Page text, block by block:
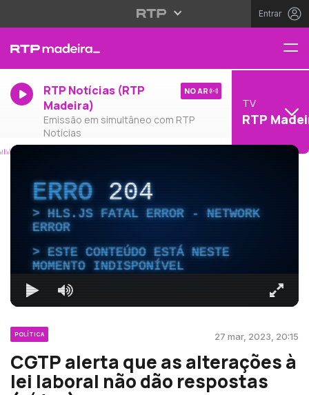
Entrar
RTP Notícias (RTP
Madeira)
Emissão em simultâneo com RTP
Notícias
NO AR
TV
RTP
ERRO204
HLS.JS FATAL ERROR - NETWORK
ERROR
ESTE CONTEÚDO ESTÁ NESTE
MOMENTO INDISPONÍVEL
POLÍTICA 27 mar, 2023, 20:15
CGTP alerta que as alterações à
lei laboral não dão respostas